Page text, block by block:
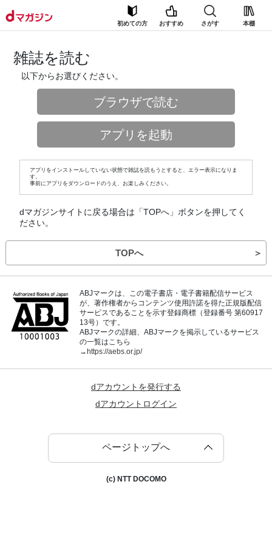
初めての方 おすすめ さがす 本棚
雑誌を読む
以下からお選びください。
ブラウザで読む
アプリを起動
アプリをインストールしていない状態で雑誌を読もうとすると、エラー表示になりま
す。
事前にアプリをダウンロードのうえ、お楽しみください。
dマガジンサイトに戻る場合は「TOPへ」ボタンを押してく
ださい。
TOPへ ＞
ABJマークは、この電子書店・電子書籍配信サービス
が、著作権者からコンテンツ使用許諾を得た正規版配信
サービスであることを示す登録商標（登録番号 第60917
13号）です。
ABJマークの詳細、ABJマークを掲示しているサービス
の一覧はこちら
→https://aebs.or.jp/
dアカウントを発行する
dアカウントログイン
ページトップへ
(c) NTT DOCOMO